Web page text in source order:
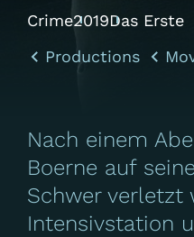
Crime2019Das Erste
Productions
Nach einem
Boerne auf
Schwer verletzt
Intensivstation